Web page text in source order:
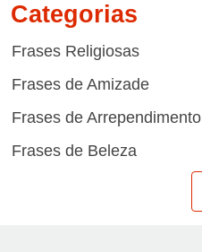
Categorias
Frases Religiosas
Frases de Amizade
Frases de Arrependimento
Frases de Beleza